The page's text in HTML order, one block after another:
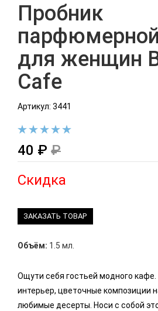
Пробник
для женщин
Cafe
Артикул: 3441
40 ₽ ₽
Скидка
ЗАКАЗАТЬ ТОВАР
Объём: 1.5 мл.
Ощути себя гостьей модного
интерьер, цветочные композиции
любимые десерты. Носи с собой